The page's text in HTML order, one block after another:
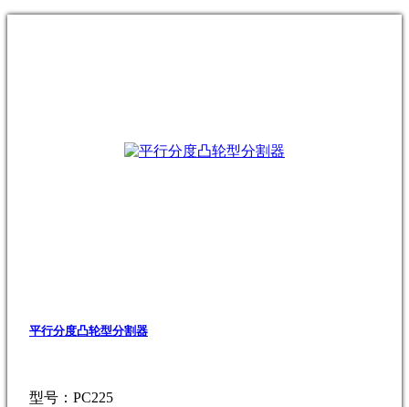
平行分度凸轮型分割器
型号：PC225